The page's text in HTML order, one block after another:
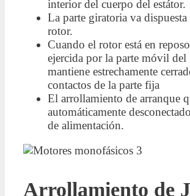
interior del cuerpo del estátor.
La parte giratoria va dispuesta
rotor.
Cuando el rotor está en
ejercida por la parte móvil
mantiene estrechamente
contactos de la parte fija
El arrollamiento de arranque
automáticamente
de alimentación.
Arrollamiento de